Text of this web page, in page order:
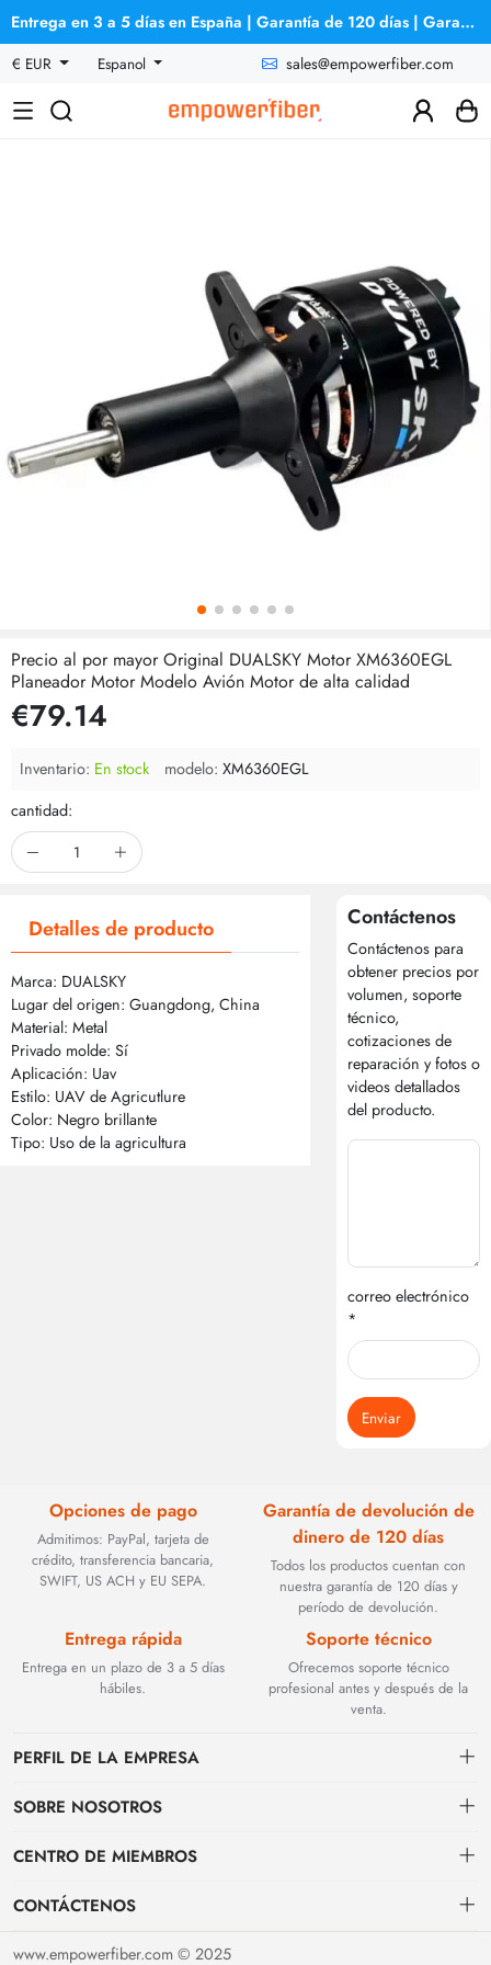
Entrega en 3 a 5 días en España | Garantía de 120 días | Garantía de reembolso
€ EUR
Espanol sales@empowerfiber.com
Precio al por mayor Original DUALSKY Motor XM6360EGL
Planeador Motor Modelo Avión Motor de alta calidad
€79.14
Inventario: En stock modelo: XM6360EGL
cantidad:
Detalles de producto
Marca: DUALSKY
Lugar del origen: Guangdong, China
Material: Metal
Privado molde: Sí
Aplicación: Uav
Estilo: UAV de Agricutlure
Color: Negro brillante
Tipo: Uso de la agricultura
Contáctenos
Contáctenos para
obtener precios por
volumen, soporte
técnico,
cotizaciones de
reparación y fotos o
videos detallados
del producto.
correo electrónico
*
Enviar
Opciones de pago
Admitimos: PayPal, tarjeta de
crédito, transferencia bancaria,
SWIFT, US ACH y EU SEPA.
Garantía de devolución de
dinero de 120 días
Todos los productos cuentan con
nuestra garantía de 120 días y
período de devolución.
Entrega rápida
Entrega en un plazo de 3 a 5 días
hábiles.
Soporte técnico
Ofrecemos soporte técnico
profesional antes y después de la
venta.
PERFIL DE LA EMPRESA
Fundada en 2002, BEYOND TECHNOLOGY INTERNATIONAL LIMITED
rendimiento. Con la evolución de las redes industriales, ampliamos
de automatización industrial, incluyendo módulos PLC, HMI (interfaces
SOBRE NOSOTROS
Contacto
Condiciones de pago & facturación
CENTRO DE MIEMBROS
centro personal
Mi pedido
CONTÁCTENOS
sales@empowerfiber.com
www.empowerfiber.com © 2025